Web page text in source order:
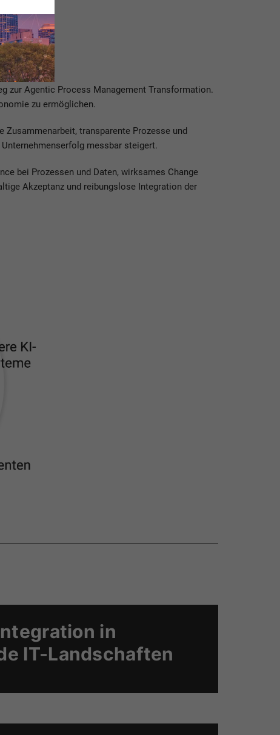
zur Agentic Process Management Transformation.
zu ermöglichen.
transparente Prozesse und
messbar steigert.
bei Prozessen und Daten, wirksames Change
Akzeptanz und reibungslose Integration der
in
IT-Landschaften